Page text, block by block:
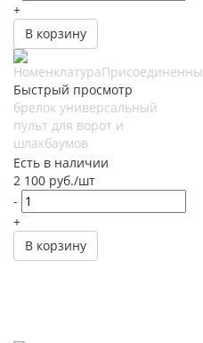
+
В корзину
Быстрый просмотр
брелок универсальный
пульт для ворот и
шлакбаумов
Есть в наличии
2 100 руб./шт
-
+
В корзину